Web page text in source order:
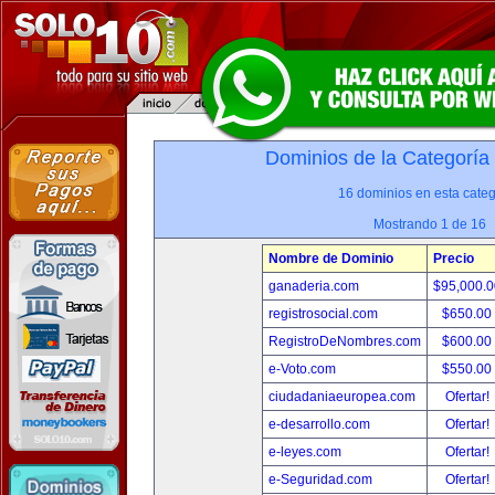
Dominios de la
16 dominios en esta
Mostrando 1 de 16
Nombre de Dominio
Precio
ganaderia.com
registrosocial.com
$650.00
RegistroDeNombres.com
$600.00
e-Voto.com
$550.00
ciudadaniaeuropea.com
Ofertar!
e-desarrollo.com
Ofertar!
e-leyes.com
Ofertar!
e-Seguridad.com
Ofertar!